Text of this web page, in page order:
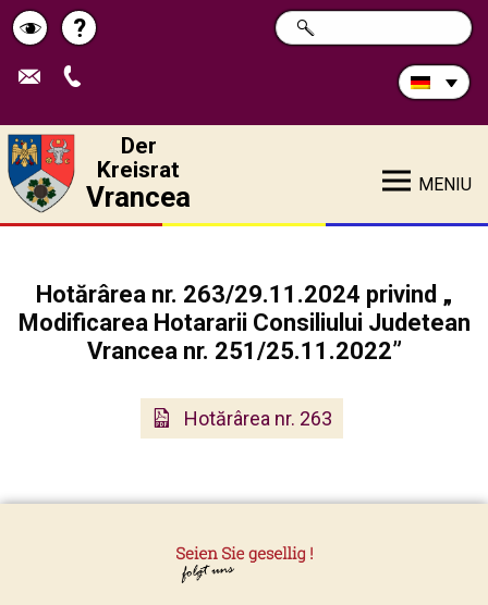
Schimbă
contrastul
Pagina
de
?
Durchsuchen
Sie
SUCHE
Der
Kreisrat
Vrancea MENIU
Hotărârea nr. 263/29.11.2024 privind „
Modificarea Hotararii Consiliului Judetean
Vrancea nr. 251/25.11.2022”
Hotărârea nr. 263